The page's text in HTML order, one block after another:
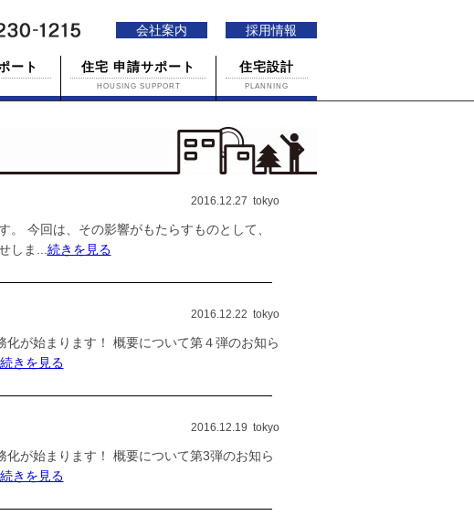
会社案内 採用情報
ート 住宅 申請サポート
HOUSING SUPPORT
住宅設計
PLANNING
2016.12.27 tokyo
。 今回は、その影響がもたらすものとして、
しま... 続きを見る
2016.12.22 tokyo
が始まります！ 概要について第４弾のお知ら
続きを見る
2016.12.19 tokyo
が始まります！ 概要について第3弾のお知ら
続きを見る